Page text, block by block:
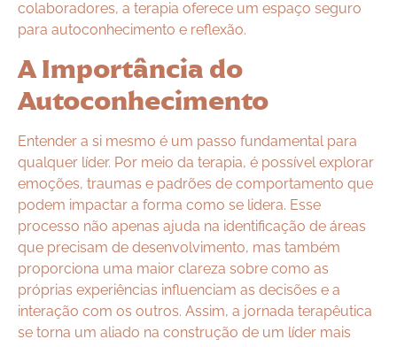
colaboradores, a terapia oferece um espaço seguro
para autoconhecimento e reflexão.
A Importância do
Autoconhecimento
Entender a si mesmo é um passo fundamental para
qualquer líder. Por meio da terapia, é possível explorar
emoções, traumas e padrões de comportamento que
podem impactar a forma como se lidera. Esse
processo não apenas ajuda na identificação de áreas
que precisam de desenvolvimento, mas também
proporciona uma maior clareza sobre como as
próprias experiências influenciam as decisões e a
interação com os outros. Assim, a jornada terapêutica
se torna um aliado na construção de um líder mais